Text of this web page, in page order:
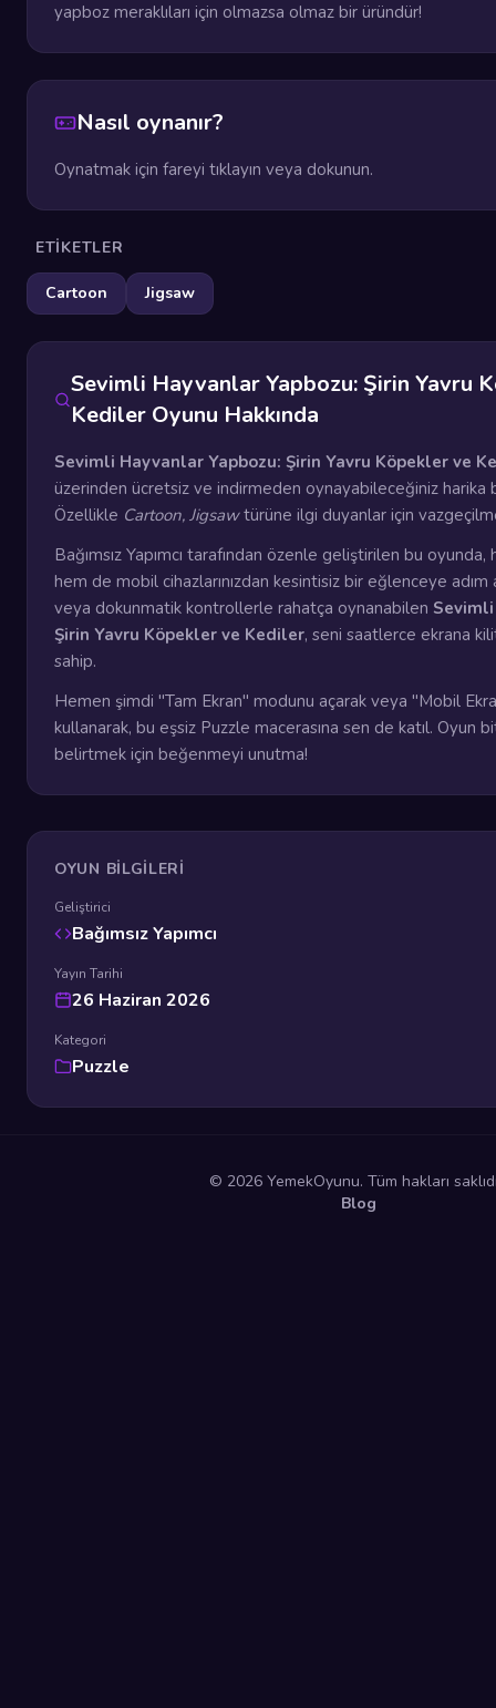
yapboz meraklıları için olmazsa olmaz bir üründür!
Nasıl oynanır?
Oynatmak için fareyi tıklayın veya dokunun.
ETIKETLER
Cartoon Jigsaw
Sevimli Hayvanlar Yapbozu: Şirin Yavru
Kediler Oyunu Hakkında
Sevimli Hayvanlar Yapbozu: Şirin Yavru Köpekler ve
üzerinden ücretsiz ve indirmeden oynayabileceğiniz harika
Özellikle Cartoon, Jigsawtürüne ilgi duyanlar için
Bağımsız Yapımcı tarafından özenle geliştirilen bu oyunda,
hem de mobil cihazlarınızdan kesintisiz bir eğlenceye
veya dokunmatik kontrollerle rahatça oynanabilen
Şirin Yavru Köpekler ve Kediler, seni saatlerce ekrana
sahip.
Hemen şimdi "Tam Ekran" modunu açarak veya "Mobil
kullanarak, bu eşsiz Puzzle macerasına sen de katıl. Oyun
belirtmek için beğenmeyi unutma!
OYUN BILGILERI
Geliştirici
Bağımsız Yapımcı
Yayın Tarihi
26 Haziran 2026
Kategori
Puzzle
© 2026 YemekOyunu. Tüm hakları
Blog